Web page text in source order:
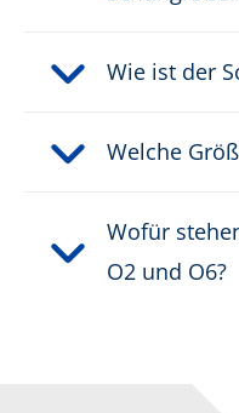
Wie ist der
Welche
Wofür
O2 und O6?